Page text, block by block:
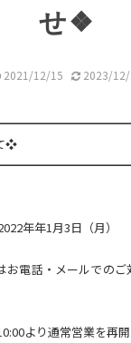
せ❖
2021/12/15 2023/12/
❖
年年1月3日（月）
お電話・メールでの
より通常営業を再開